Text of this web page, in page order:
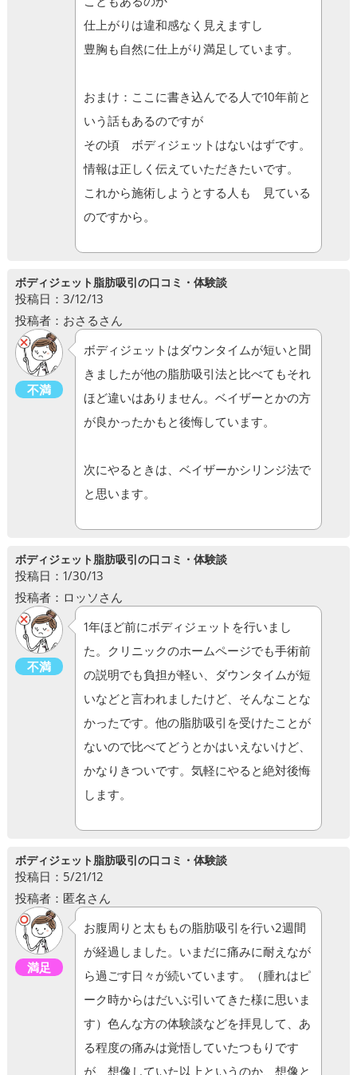
仕上がりは違和感なく見えますし
豊胸も自然に仕上がり満足しています。
おまけ：ここに書き込んでる人で10年前と
いう話もあるのですが
その頃 ボディジェットはないはずです。
情報は正しく伝えていただきたいです。
これから施術しようとする人も 見ている
のですから。
ボディジェット脂肪吸引の口コミ・体験談
投稿日：3/12/13
投稿者：おさるさん
不満
ボディジェットはダウンタイムが短いと聞
きましたが他の脂肪吸引法と比べてもそれ
ほど違いはありません。ベイザーとかの方
が良かったかもと後悔しています。
次にやるときは、ベイザーかシリンジ法で
と思います。
ボディジェット脂肪吸引の口コミ・体験談
投稿日：1/30/13
投稿者：ロッソさん
不満
1年ほど前にボディジェットを行いまし
た。クリニックのホームページでも手術前
の説明でも負担が軽い、ダウンタイムが短
いなどと言われましたけど、そんなことな
かったです。他の脂肪吸引を受けたことが
ないので比べてどうとかはいえないけど、
かなりきついです。気軽にやると絶対後悔
します。
ボディジェット脂肪吸引の口コミ・体験談
投稿日：5/21/12
投稿者：匿名さん
満足
お腹周りと太ももの脂肪吸引を行い2週間
が経過しました。いまだに痛みに耐えなが
ら過ごす日々が続いています。（腫れはピ
ーク時からはだいぶ引いてきた様に思いま
す）色んな方の体験談などを拝見して、あ
る程度の痛みは覚悟していたつもりです
が、想像していた以上というのか、想像と